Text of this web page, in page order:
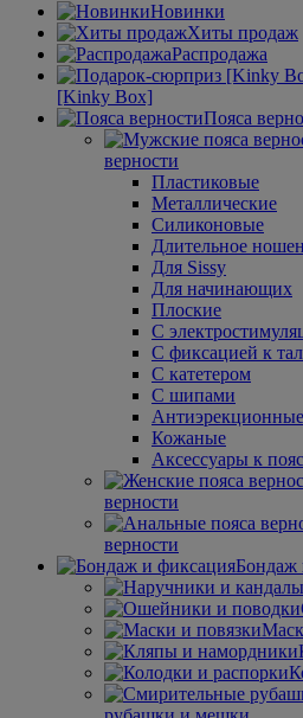
Новинки
Хиты продаж
Распродажа
[Kinky Box]
Пояса
верности
Пластиковые
Металлические
Силиконовые
Длительное
Для Sissy
Для начинающих
Плоские
С
С фиксацией к
С катетером
С шипами
Кожаные
Аксессуары к
верности
верности
Бондаж